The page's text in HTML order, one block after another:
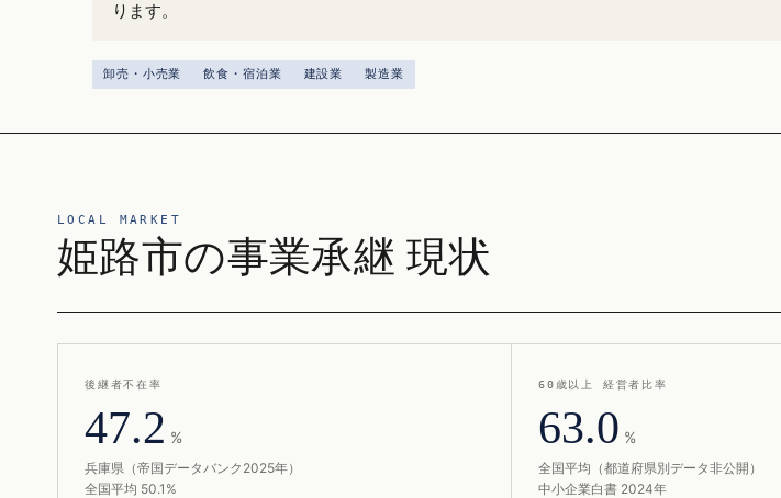
ります。
卸売・小売業 飲食・宿泊業 建設業 製造業
LOCAL MARKET
姫路市の事業承継 現状
後継者不在率
47.2 %
兵庫県（帝国データバンク2025年）
全国平均 50.1%
60歳以上 経営者比率
63.0 %
全国平均（都道府県別データ非公開）
中小企業白書 2024年